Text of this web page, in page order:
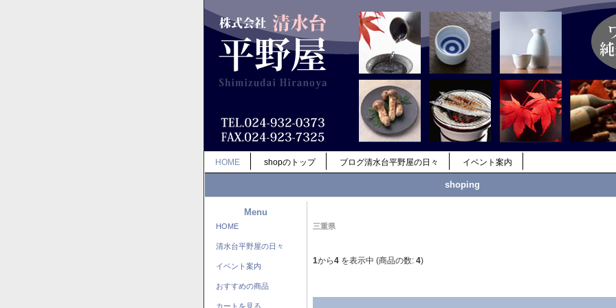
HOME shopのトップ ブログ清水台平野屋の日々 イベント案内
shoping
Menu
HOME
清水台平野屋の日々
イベント案内
おすすめの商品
カートを見る
三重県
1から4 を表示中 (商品の数: 4)